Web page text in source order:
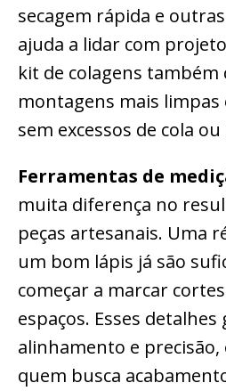
secagem rápida e
ajuda a lidar com
kit de colagens
montagens mais limpas
sem excessos de cola
Ferramentas de
muita diferença no
peças artesanais. Uma
um bom lápis já são
começar a marcar
espaços. Esses
alinhamento e precisão,
quem busca